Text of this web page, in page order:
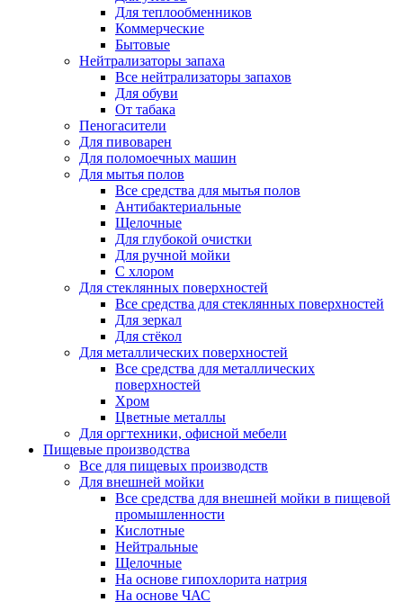
Для теплообменников
Коммерческие
Бытовые
Нейтрализаторы запаха
Все нейтрализаторы запахов
Для обуви
От табака
Пеногасители
Для пивоварен
Для поломоечных машин
Для мытья полов
Все средства для мытья полов
Антибактериальные
Щелочные
Для глубокой очистки
Для ручной мойки
С хлором
Для стеклянных поверхностей
Все средства для стеклянных поверхностей
Для зеркал
Для стёкол
Для металлических поверхностей
Все средства для металлических
поверхностей
Хром
Цветные металлы
Для оргтехники, офисной мебели
Пищевые производства
Все для пищевых производств
Для внешней мойки
Все средства для внешней мойки в пищевой
промышленности
Кислотные
Нейтральные
Щелочные
На основе гипохлорита натрия
На основе ЧАС